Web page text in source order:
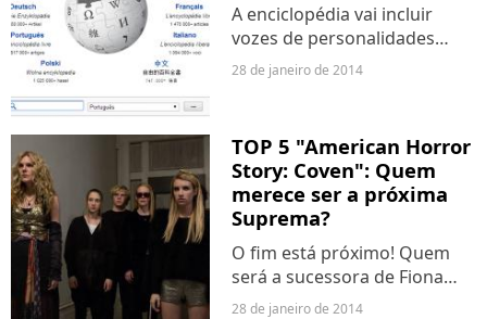
A enciclopédia vai incluir
vozes de personalidades
para a posteridade.
28 de janeiro de 2014
TOP 5 "American Horror
Story: Coven": Quem
merece ser a próxima
Suprema?
O fim está próximo! Quem
será a sucessora de Fiona
(Jessica Lange)?!
28 de janeiro de 2014